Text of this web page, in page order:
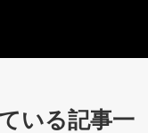
いる記事一